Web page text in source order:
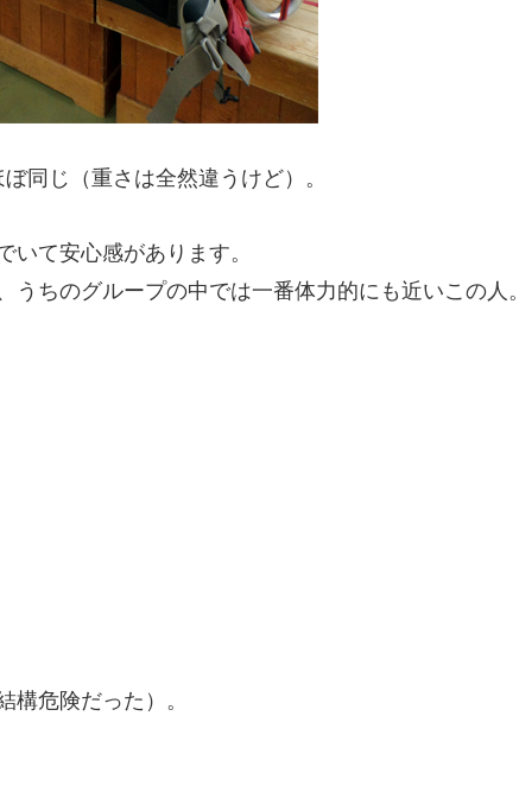
同じ（重さは全然違うけど）。
て安心感があります。
ちのグループの中では一番体力的にも近いこの人。
構危険だった）。